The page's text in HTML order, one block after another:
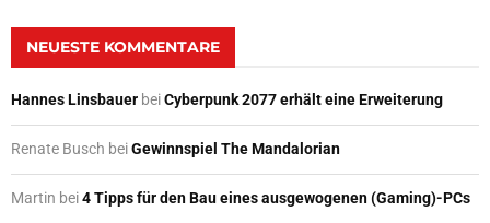
NEUESTE KOMMENTARE
Hannes Linsbauer beiCyberpunk 2077 erhält eine Erweiterung
Renate Busch beiGewinnspiel The Mandalorian
Martin bei4 Tipps für den Bau eines ausgewogenen (Gaming)-PCs